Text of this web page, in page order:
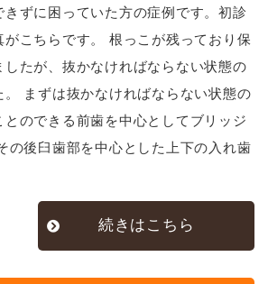
ずに困っていた方の症例です。初診
こちらです。 根っこが残っており保
たが、抜かなければならない状態の
まずは抜かなければならない状態の
のできる前歯を中心としてブリッジ
の後臼歯部を中心とした上下の入れ歯
続きはこちら